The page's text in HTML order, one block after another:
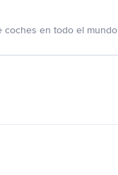
coches en todo el mundo